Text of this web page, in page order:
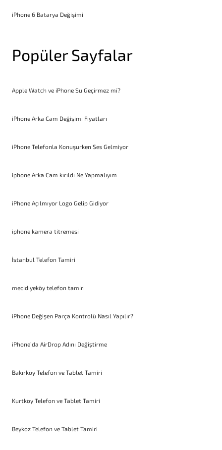
iPhone 6 Batarya Değişimi
Popüler Sayfalar
Apple Watch ve iPhone Su Geçirmez mi?
iPhone Arka Cam Değişimi Fiyatları
iPhone Telefonla Konuşurken Ses Gelmiyor
iphone Arka Cam kırıldı Ne Yapmalıyım
iPhone Açılmıyor Logo Gelip Gidiyor
iphone kamera titremesi
İstanbul Telefon Tamiri
mecidiyeköy telefon tamiri
iPhone Değişen Parça Kontrolü Nasıl Yapılır?
iPhone’da AirDrop Adını Değiştirme
Bakırköy Telefon ve Tablet Tamiri
Kurtköy Telefon ve Tablet Tamiri
Beykoz Telefon ve Tablet Tamiri